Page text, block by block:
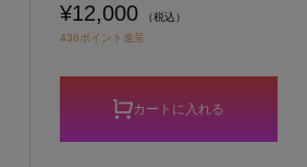
¥12,000
（税込）
436ポイント進呈
カートに入れる